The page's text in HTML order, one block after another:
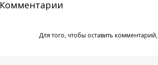
Комментарии
Для того, чтобы оставить комментарий,